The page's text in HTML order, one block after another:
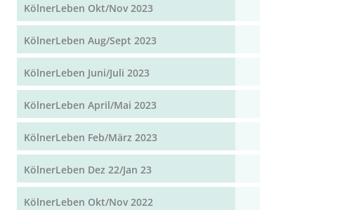
KölnerLeben Okt/Nov 2023
KölnerLeben Aug/Sept 2023
KölnerLeben Juni/Juli 2023
KölnerLeben April/Mai 2023
KölnerLeben Feb/März 2023
KölnerLeben Dez 22/Jan 23
KölnerLeben Okt/Nov 2022